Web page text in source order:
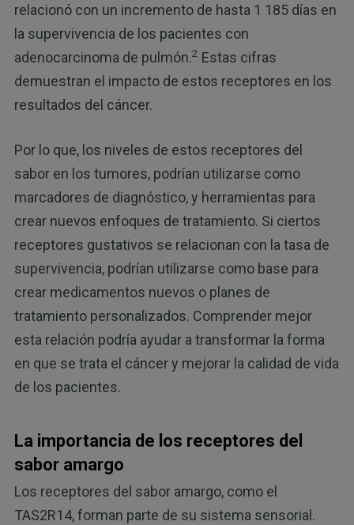
relacionó con un incremento de hasta 1 185 días en
la supervivencia de los pacientes con
adenocarcinoma de pulmón.2 Estas cifras
demuestran el impacto de estos receptores en los
resultados del cáncer.
Por lo que, los niveles de estos receptores del
sabor en los tumores, podrían utilizarse como
marcadores de diagnóstico, y herramientas para
crear nuevos enfoques de tratamiento. Si ciertos
receptores gustativos se relacionan con la tasa de
supervivencia, podrían utilizarse como base para
crear medicamentos nuevos o planes de
tratamiento personalizados. Comprender mejor
esta relación podría ayudar a transformar la forma
en que se trata el cáncer y mejorar la calidad de vida
de los pacientes.
La importancia de los receptores del
sabor amargo
Los receptores del sabor amargo, como el
TAS2R14, forman parte de su sistema sensorial.